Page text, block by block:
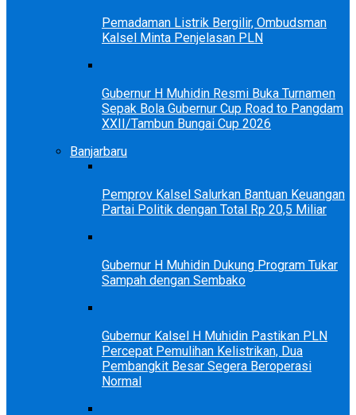
Pemadaman Listrik Bergilir, Ombudsman
Kalsel Minta Penjelasan PLN
Gubernur H Muhidin Resmi Buka Turnamen
Sepak Bola Gubernur Cup Road to Pangdam
XXII/Tambun Bungai Cup 2026
Banjarbaru
Pemprov Kalsel Salurkan Bantuan Keuangan
Partai Politik dengan Total Rp 20,5 Miliar
Gubernur H Muhidin Dukung Program Tukar
Sampah dengan Sembako
Gubernur Kalsel H Muhidin Pastikan PLN
Percepat Pemulihan Kelistrikan, Dua
Pembangkit Besar Segera Beroperasi
Normal